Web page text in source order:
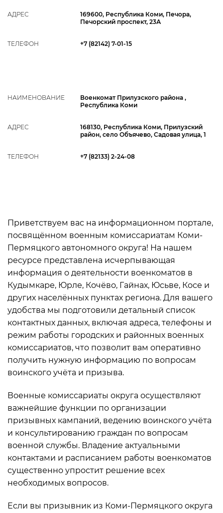
АДРЕС
169600, Республика Коми, Печора,
Печорский проспект, 23А
ТЕЛЕФОН +7 (82142) 7-01-15
НАИМЕНОВАНИЕ
Военкомат Прилузского района ,
Республика Коми
АДРЕС
168130, Республика Коми, Прилузский
район, село Объячево, Садовая улица, 1
ТЕЛЕФОН +7 (82133) 2-24-08
Приветствуем вас на информационном портале,
посвящённом военным комиссариатам Коми-
Пермяцкого автономного округа! На нашем
ресурсе представлена исчерпывающая
информация о деятельности военкоматов в
Кудымкаре, Юрле, Кочёво, Гайнах, Юсьве, Косе и
других населённых пунктах региона. Для вашего
удобства мы подготовили детальный список
контактных данных, включая адреса, телефоны и
режим работы городских и районных военных
комиссариатов, что позволит вам оперативно
получить нужную информацию по вопросам
воинского учёта и призыва.
Военные комиссариаты округа осуществляют
важнейшие функции по организации
призывных кампаний, ведению воинского учёта
и консультированию граждан по вопросам
военной службы. Владение актуальными
контактами и расписанием работы военкоматов
существенно упростит решение всех
необходимых вопросов.
Если вы призывник из Коми-Пермяцкого округа